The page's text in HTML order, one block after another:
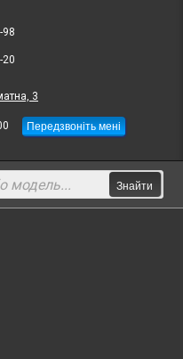
98
20
3
Передзвоніть мені
Знайти